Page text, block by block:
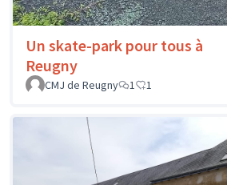
Un skate-park pour tous à
Reugny
CMJ de Reugny
1 1